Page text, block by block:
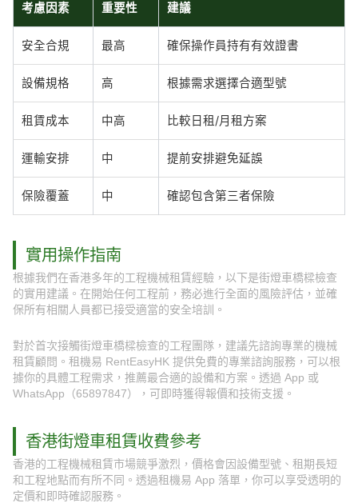
考慮因素 重要性 建議
安全合規 最高 確保操作員持有有效證書
設備規格 高 根據需求選擇合適型號
租賃成本 中高 比較日租/月租方案
運輸安排 中 提前安排避免延誤
保險覆蓋 中 確認包含第三者保險
實用操作指南
根據我們在香港多年的工程機械租賃經驗，以下是街燈車橋樑檢查
的實用建議。在開始任何工程前，務必進行全面的風險評估，並確
保所有相關人員都已接受適當的安全培訓。
對於首次接觸街燈車橋樑檢查的工程團隊，建議先諮詢專業的機械
租賃顧問。租機易 RentEasyHK 提供免費的專業諮詢服務，可以根
據你的具體工程需求，推薦最合適的設備和方案。透過 App 或
WhatsApp（65897847），可即時獲得報價和技術支援。
香港街燈車租賃收費參考
香港的工程機械租賃市場競爭激烈，價格會因設備型號、租期長短
和工程地點而有所不同。透過租機易 App 落單，你可以享受透明的
定價和即時確認服務。